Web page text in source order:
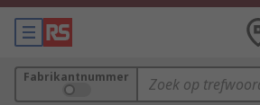
Fabrikantnummer